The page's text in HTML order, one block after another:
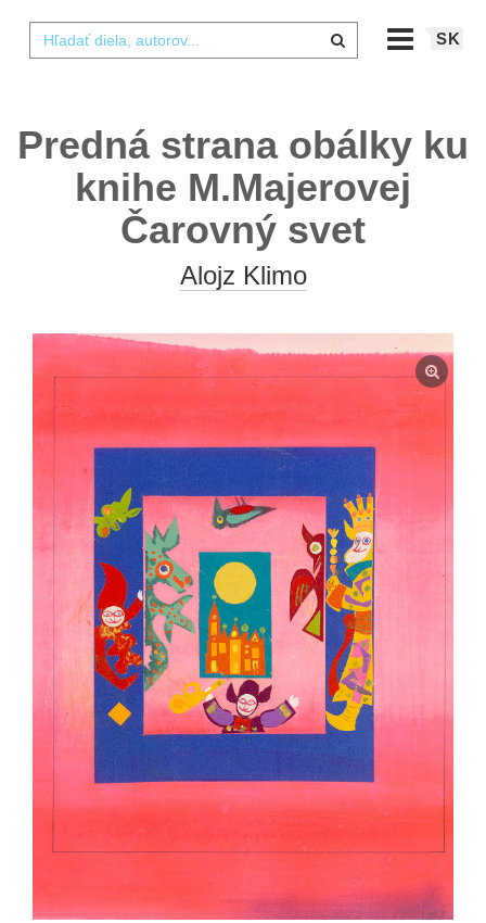
SK
Predná strana obálky ku
knihe M.Majerovej
Čarovný svet
Alojz Klimo